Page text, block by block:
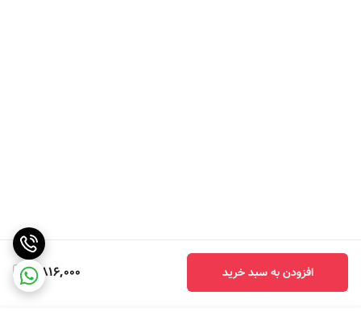
2,816,000 افزودن به سبد خرید